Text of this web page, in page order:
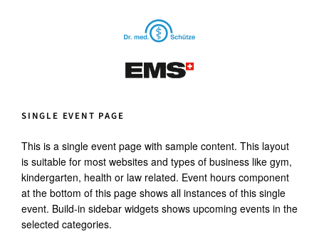
SINGLE EVENT PAGE
This is a single event page with sample content. This layout
is suitable for most websites and types of business like gym,
kindergarten, health or law related. Event hours component
at the bottom of this page shows all instances of this single
event. Build-in sidebar widgets shows upcoming events in the
selected categories.